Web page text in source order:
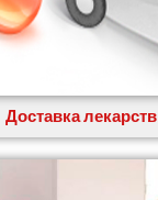
Доставка лекарств